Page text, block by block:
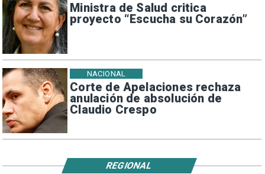
Ministra de Salud critica
proyecto “Escucha su Corazón”
Corte de Apelaciones rechaza
anulación de absolución de
Claudio Crespo
NACIONAL
REGIONAL